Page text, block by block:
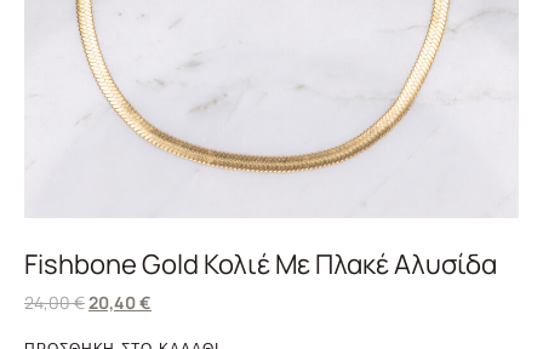
Fishbone Gold Κολιέ Με Πλακέ Αλυσίδα
24,00€20,40€